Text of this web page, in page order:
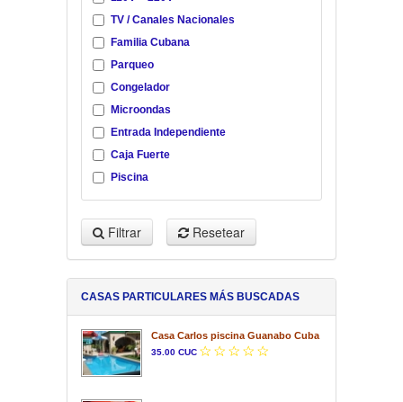
TV / Canales Nacionales
Familia Cubana
Parqueo
Congelador
Microondas
Entrada Independiente
Caja Fuerte
Piscina
Filtrar Resetear
CASAS PARTICULARES MÁS BUSCADAS
Casa Carlos piscina Guanabo Cuba
35.00 CUC